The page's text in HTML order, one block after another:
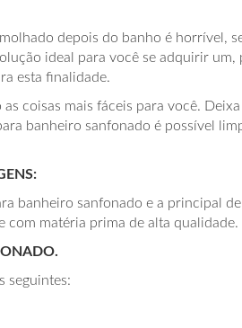
depois do banho é horrível,
ideal para você se adquirir um,
esta finalidade.
coisas mais fáceis para você.
banheiro sanfonado é possível
banheiro sanfonado e a principal
com matéria prima de alta qualidade.
seguintes: